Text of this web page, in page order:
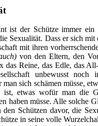
ist der Schütze immer
Sexualität. Dass er sich
mit ihren
von den Eltern, den
Reine, das Edle, das
unbewusst
sich schämen müsse,
ist, etwas wofür man die
haben müsse. Alle solche
Schützen davor, die
in seine volle